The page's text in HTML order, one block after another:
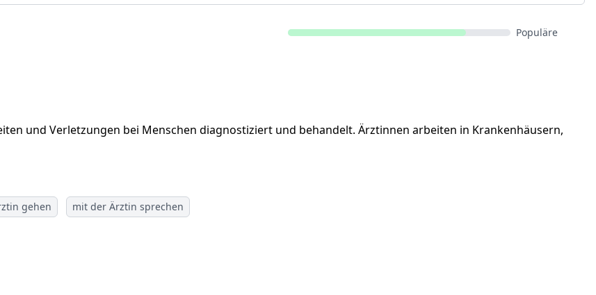
Populäre
und Verletzungen bei Menschen diagnostiziert und behandelt. Ärztinnen arbeiten in Krankenhäusern,
gehen mit der Ärztin sprechen